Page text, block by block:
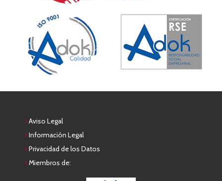
Aviso Legal
Información Legal
Privacidad de los Datos
Miembros de: